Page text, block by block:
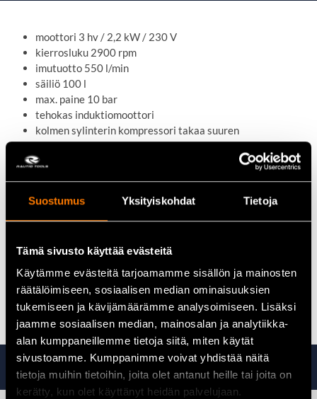
Suostumus Yksityiskohdat Tietoja
Tämä sivusto käyttää evästeitä
Käytämme evästeitä tarjoamamme sisällön ja mainosten
räätälöimiseen, sosiaalisen median ominaisuuksien
tukemiseen ja kävijämäärämme analysoimiseen. Lisäksi
jaamme sosiaalisen median, mainosalan ja analytiikka-
alan kumppaneillemme tietoja siitä, miten käytät
sivustoamme. Kumppanimme voivat yhdistää näitä
tietoja muihin tietoihin, joita olet antanut heille tai joita on
kerätty, kun olet käyttänyt heidän palvelujaan.
moottori 3 hv / 2,2 kW / 230 V
kierrosluku 2900 rpm
imutuotto 550 l/min
säiliö 100 l
max. paine 10 bar
tehokas induktiomoottori
kolmen sylinterin kompressori takaa suuren
imukapasiteetin ja säiliön nopean täytön
painemittari ja pikaliittimet työskentelypaineen säätelyyn
pikaliittimet mahdollistavat kahden paineilmatyökalun
samanaikaisen käytön
öljytilavuus 0,9 l
melutaso 97 dB
mitat P 1020 x L 360 x K 780 mm
paino 82 kg
Tutustu myös